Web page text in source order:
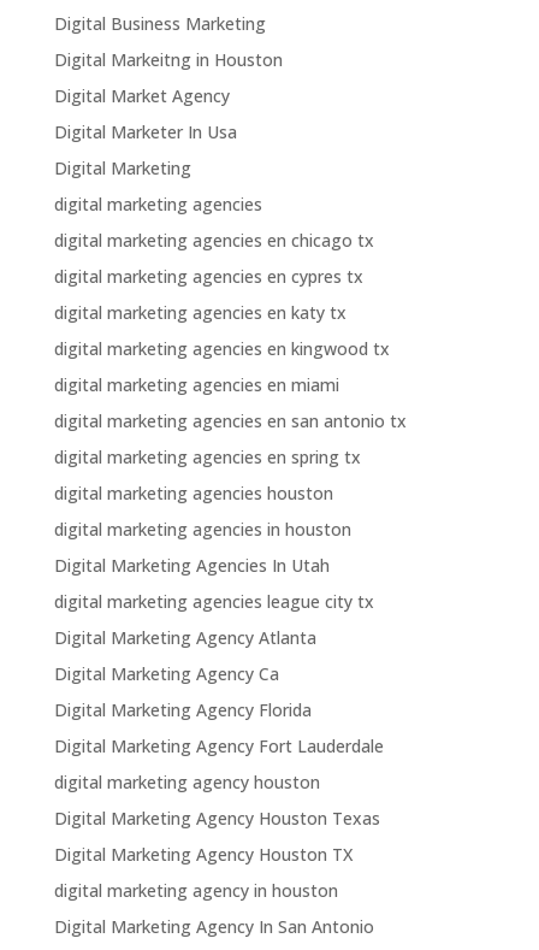
Digital Business Marketing
Digital Markeitng in Houston
Digital Market Agency
Digital Marketer In Usa
Digital Marketing
digital marketing agencies
digital marketing agencies en chicago tx
digital marketing agencies en cypres tx
digital marketing agencies en katy tx
digital marketing agencies en kingwood tx
digital marketing agencies en miami
digital marketing agencies en san antonio tx
digital marketing agencies en spring tx
digital marketing agencies houston
digital marketing agencies in houston
Digital Marketing Agencies In Utah
digital marketing agencies league city tx
Digital Marketing Agency Atlanta
Digital Marketing Agency Ca
Digital Marketing Agency Florida
Digital Marketing Agency Fort Lauderdale
digital marketing agency houston
Digital Marketing Agency Houston Texas
Digital Marketing Agency Houston TX
digital marketing agency in houston
Digital Marketing Agency In San Antonio